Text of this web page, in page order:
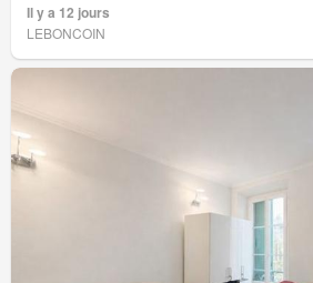
Il y a 12 jours
LEBONCOIN